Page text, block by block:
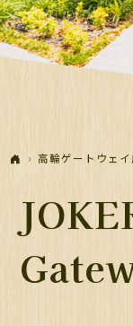
高輪ゲートウェイ